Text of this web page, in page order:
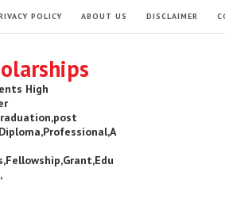
POLICY ABOUT US DISCLAIMER
High